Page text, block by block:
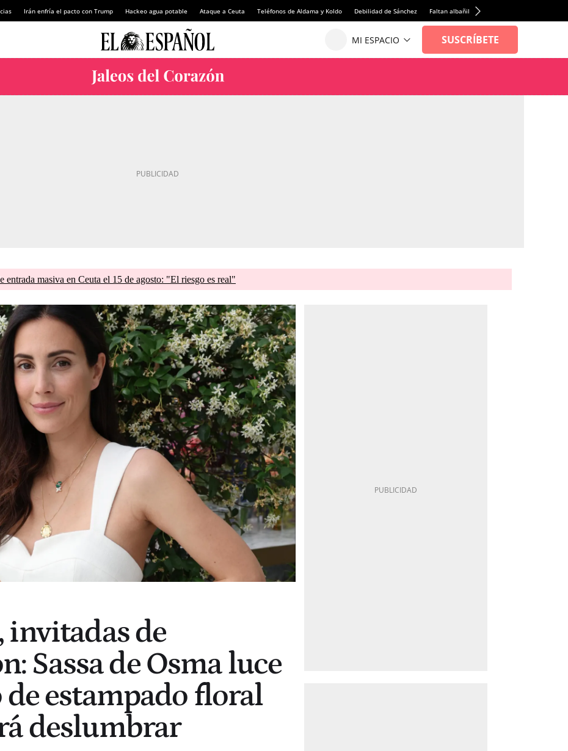
Irán enfría el pacto con Trump Hackeo agua potable Ataque a Ceuta Teléfonos de Aldama y Koldo Debilidad de Sánchez Faltan albañiles
masiva en Ceuta el 15 de agosto: "El riesgo es real"
invitadas de
Sassa de Osma luce
de estampado floral
deslumbrar